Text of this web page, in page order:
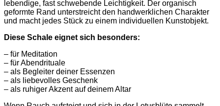
lebendige, fast schwebende Leichtigkeit. Der organisch
geformte Rand unterstreicht den handwerklichen Charakter
und macht jedes Stück zu einem individuellen Kunstobjekt.
Diese Schale eignet sich besonders:
– für Meditation
– für Abendrituale
– als Begleiter deiner Essenzen
– als liebevolles Geschenk
– als ruhiger Akzent auf deinem Altar